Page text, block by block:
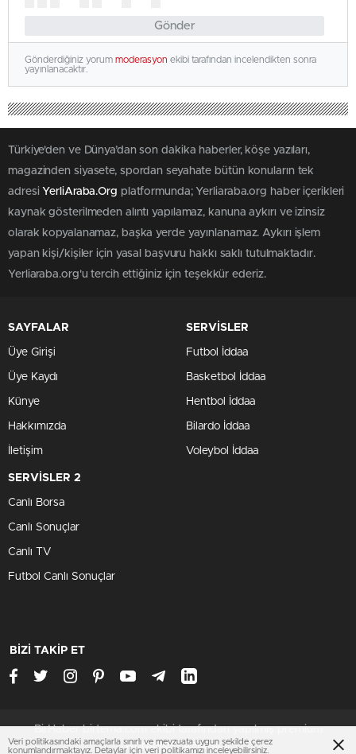
Gönder
Gönderdiğiniz yorum moderasyon ekibi tarafından incelendikten sonra
yayınlanacaktır.
Türkiye'den ve Dünya’dan son dakika haberler, köşe yazıları,
magazinden siyasete, spordan seyahate bütün konuların tek
adresi YerliAraba.Org platformunda; Yerliaraba.org haber içerikleri
kaynak gösterilmeden alıntı yapılamaz, kanuna aykırı ve izinsiz
olarak kopyalanamaz, başka yerde yayınlanamaz. Aykırı işlem
yapan kişi/kişiler için yasal başvuru hakkı saklı tutulmaktadır.
Yerliaraba.org'u tercih ettiğiniz için teşekkür ederiz.
SAYFALAR
Üye Girişi
Üye Kaydı
Künye
Hakkımızda
İletişim
SERVİSLER
Futbol İddaa
Basketbol İddaa
Hentbol İddaa
Bilardo İddaa
Voleybol İddaa
SERVİSLER 2
Canlı Borsa
Canlı Sonuçlar
Canlı TV
Futbol Canlı Sonuçlar
BİZİ TAKİP ET
BirHaber birtema.com ekibi tarafından yapılmış premium
wordpress temasıdır
Veri politikasındaki amaçlarla sınırlı ve mevzuata uygun şekilde çerez
konumlandırmaktayız. Detaylar için veri politikamızı inceleyebilirsiniz.